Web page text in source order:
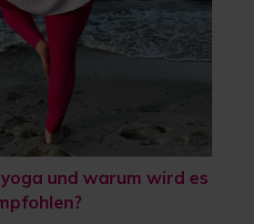
und warum wird es